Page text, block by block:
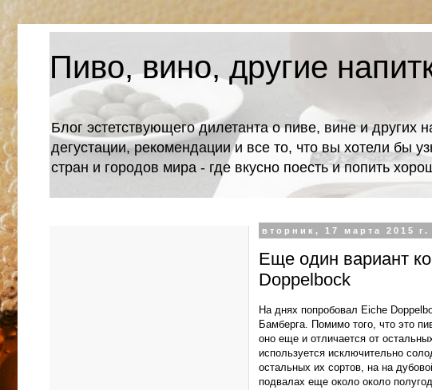
Пиво, вино, другие
Блог эстетствующего дилетанта о пиве, вине и других
дегустации, рекомендации и все то, что вы хотели бы
стран и городов мира - где вкусно поесть и попить
вторник, 17 марта 2015 г.
Еще один вариант
Doppelbock
На днях попробовал Eiche
Бамберга. Помимо того, что это
оно еще и отличается от
используется исключительно
остальных их сортов, на на
подвалах еще около около